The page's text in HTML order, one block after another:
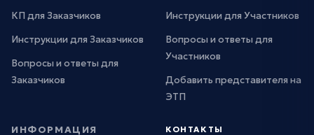
КП для Заказчиков
Инструкции для Заказчиков
Вопросы и ответы для
Заказчиков
Инструкции для Участников
Вопросы и ответы для
Участников
Добавить представителя на
ЭТП
ИНФОРМАЦИЯ КОНТАКТЫ